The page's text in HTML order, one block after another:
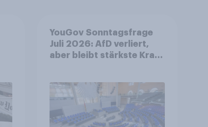
YouGov Sonntagsfrage
Juli 2026: AfD verliert,
aber bleibt stärkste Kraft
Bevölkerung